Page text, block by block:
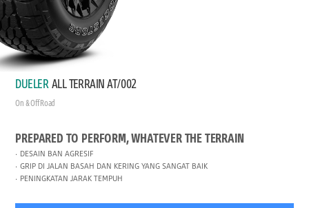
DUELER ALL TERRAIN AT/002
On & Off Road
PREPARED TO PERFORM, WHATEVER THE TERRAIN
DESAIN BAN AGRESIF
GRIP DI JALAN BASAH DAN KERING YANG SANGAT BAIK
PENINGKATAN JARAK TEMPUH